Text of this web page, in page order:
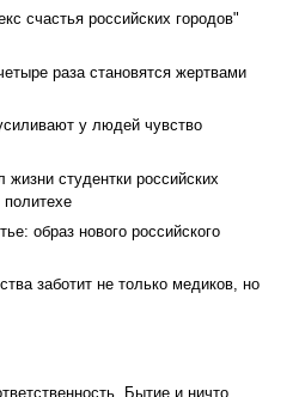
счастья российских городов"
раза становятся жертвами
у людей чувство
студентки российских
образ нового российского
заботит не только медиков, но
Бытие и ничто.